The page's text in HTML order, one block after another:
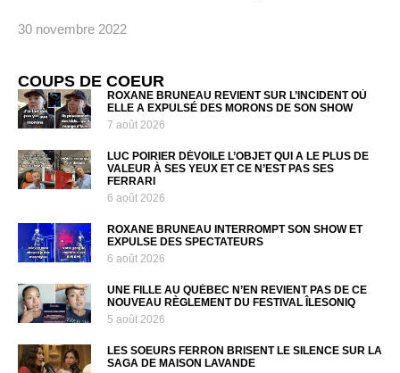
30 novembre 2022
COUPS DE COEUR
ROXANE BRUNEAU REVIENT SUR L’INCIDENT OÙ
ELLE A EXPULSÉ DES MORONS DE SON SHOW
7 août 2026
LUC POIRIER DÉVOILE L’OBJET QUI A LE PLUS DE
VALEUR À SES YEUX ET CE N’EST PAS SES
FERRARI
6 août 2026
ROXANE BRUNEAU INTERROMPT SON SHOW ET
EXPULSE DES SPECTATEURS
6 août 2026
UNE FILLE AU QUÉBEC N’EN REVIENT PAS DE CE
NOUVEAU RÈGLEMENT DU FESTIVAL ÎLESONIQ
5 août 2026
LES SOEURS FERRON BRISENT LE SILENCE SUR LA
SAGA DE MAISON LAVANDE